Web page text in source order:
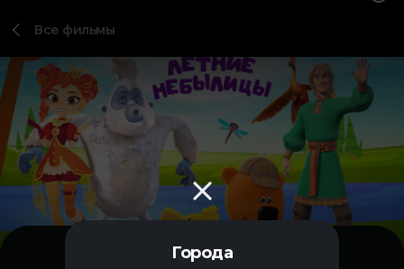
Города
Все фильмы